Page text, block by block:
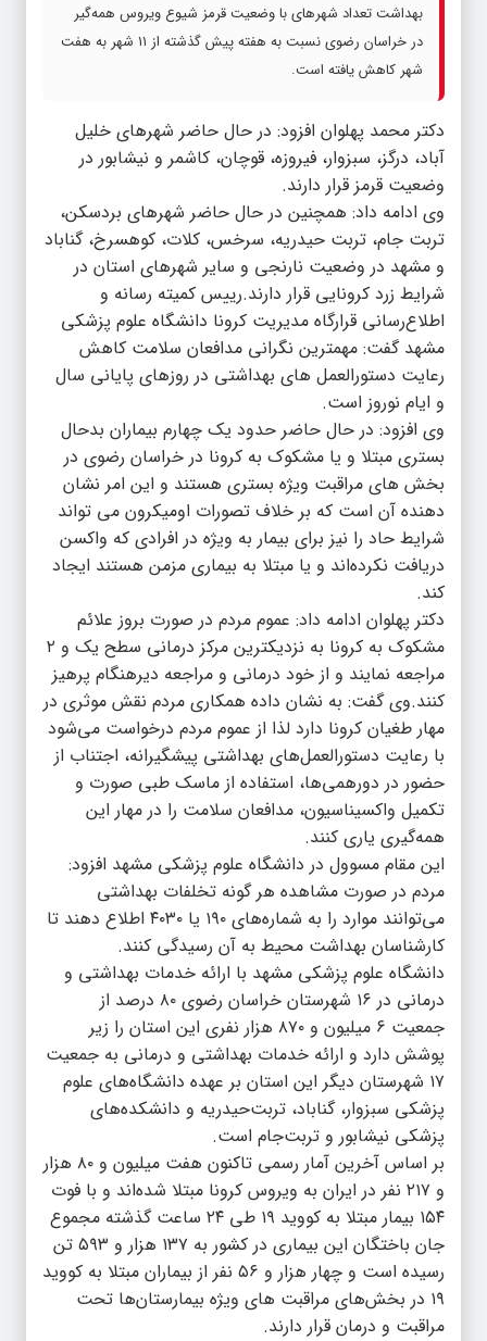
بهداشت تعداد شهرهای با وضعیت قرمز شیوع ویروس همه‌گیر
در خراسان رضوی نسبت به هفته پیش گذشته از ۱۱ شهر به هفت
شهر کاهش یافته است.
دکتر محمد پهلوان افزود: در حال حاضر شهرهای خلیل
آباد، درگز، سبزوار، فیروزه، قوچان، کاشمر و نیشابور در
وضعیت قرمز قرار دارند.
وی ادامه داد: همچنین در حال حاضر شهرهای بردسکن،
تربت جام، تربت حیدریه، سرخس، کلات، کوهسرخ، گناباد
و مشهد در وضعیت نارنجی و سایر شهرهای استان در
شرایط زرد کرونایی قرار دارند.رییس کمیته رسانه و
اطلاع‌رسانی قرارگاه مدیریت کرونا دانشگاه علوم پزشکی
مشهد گفت: مهمترین نگرانی مدافعان سلامت کاهش
رعایت دستورالعمل های بهداشتی در روزهای پایانی سال
و ایام‌ نوروز است.
وی افزود: در حال حاضر حدود یک چهارم بیماران بدحال
بستری مبتلا و یا مشکوک به کرونا در خراسان رضوی در
بخش های مراقبت ویژه بستری هستند و این امر نشان
دهنده آن است که بر خلاف تصورات اومیکرون می تواند
شرایط حاد را نیز برای بیمار به ویژه در افرادی که واکسن
دریافت نکرده‌اند و یا مبتلا به بیماری مزمن هستند ایجاد
کند.
دکتر پهلوان ادامه داد: عموم مردم در صورت بروز علائم
مشکوک به کرونا به نزدیکترین مرکز درمانی سطح یک و ۲
مراجعه نمایند و از خود درمانی و مراجعه دیرهنگام پرهیز
کنند.وی گفت: به نشان داده همکاری مردم نقش موثری در
مهار طغیان کرونا دارد لذا از عموم مردم درخواست می‌شود
با رعایت دستورالعمل‌های بهداشتی پیشگیرانه، اجتناب از
حضور در دورهمی‌ها، استفاده از ماسک طبی صورت و
تکمیل واکسیناسیون، مدافعان سلامت را در مهار این
همه‌گیری یاری کنند.
این مقام مسوول در دانشگاه علوم پزشکی مشهد افزود:
مردم در صورت مشاهده هر گونه تخلفات بهداشتی
می‌توانند موارد را به شماره‌های ۱۹۰ یا ۴۰۳۰ اطلاع دهند تا
کارشناسان بهداشت محیط به آن رسیدگی کنند.
دانشگاه علوم پزشکی مشهد با ارائه خدمات بهداشتی و
درمانی در ۱۶ شهرستان خراسان رضوی ۸۰ درصد از
جمعیت ۶ میلیون و ۸۷۰ هزار نفری این استان را زیر
پوشش دارد و ارائه خدمات بهداشتی و درمانی به جمعیت
۱۷ شهرستان دیگر این استان بر عهده دانشگاه‌های علوم
پزشکی سبزوار، گناباد، تربت‌حیدریه و دانشکده‌های
پزشکی نیشابور و تربت‌جام است.
بر اساس آخرین آمار رسمی تاکنون هفت میلیون و ۸۰ هزار
و ۲۱۷ نفر در ایران به ویروس کرونا مبتلا شده‌اند و با فوت
۱۵۴ بیمار مبتلا به کووید ۱۹ طی ۲۴ ساعت گذشته مجموع
جان باختگان این بیماری در کشور به ۱۳۷ هزار و ۵۹۳ تن
رسیده است و چهار هزار و ۵۶ نفر از بیماران مبتلا به کووید
۱۹ در بخش‌های مراقبت‌ های ویژه بیمارستان‌ها تحت
مراقبت و درمان قرار دارند.